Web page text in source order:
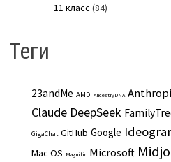
11 класс (84)
Теги
23andMe AMD AncestryDNA
Claude DeepSeek
GigaChat GitHub Google
Mac OS Magnific Microsoft